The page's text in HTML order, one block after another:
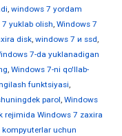
, windows 7 yordam
7 yuklab olish, Windows 7
disk, windows 7 и ssd,
7-da yuklanadigan
, Windows 7-ni qo'llab-
funktsiyasi,
parol, Windows
rejimida Windows 7 zaxira
kompyuterlar uchun